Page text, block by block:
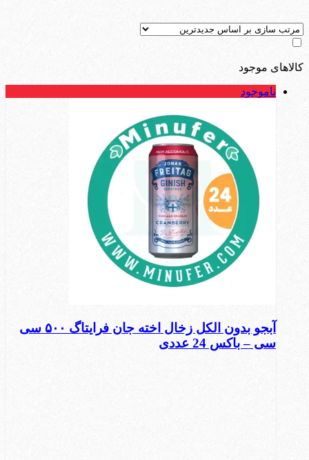
کالاهای موجود
ناموجود
آبجو بدون الکل زخال اخته جان فرایتاگ ۵۰۰ سی
سی – باکس 24 عددی